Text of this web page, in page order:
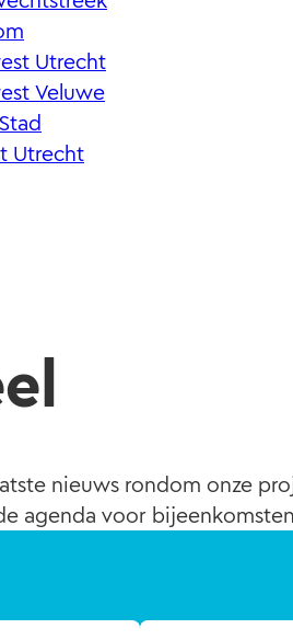
Utrecht
Veluwe
Utrecht
nieuws rondom onze
agenda voor